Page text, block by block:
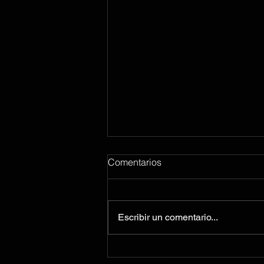
Comentarios
Escribir un comentario...